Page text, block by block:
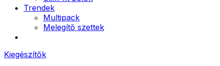
Trendek
Multipack
Melegítő szettek
Kiegészítők